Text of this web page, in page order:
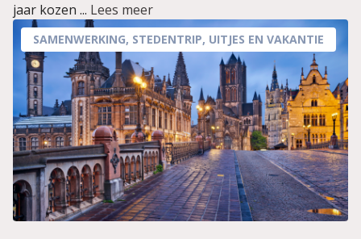
jaar kozen ... Lees meer
SAMENWERKING, STEDENTRIP, UITJES EN VAKANTIE